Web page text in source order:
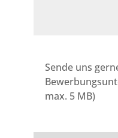
Sende uns
max. 5 MB)